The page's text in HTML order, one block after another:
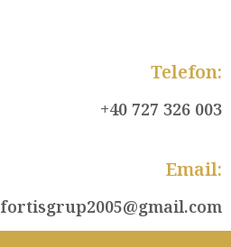
Telefon:
+40 727 326 003
Email:
fortisgrup2005@gmail.com